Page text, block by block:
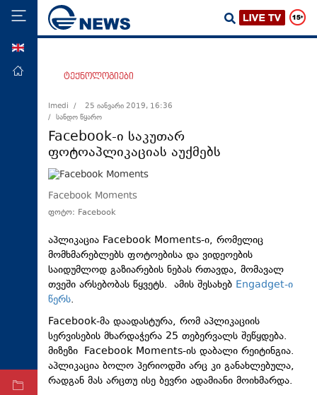
მთავარი
ეკონომიკა
მსოფლიო
სამართალი
თავდაცვა
რეგიონი
კულტურა
სპორტი
ტაბლოიდი
არქივი
ტექნოლოგიები
Imedi /
25 იანვარი 2019, 16:36
/ სანდო წყარო
Facebook-ი საკუთარ
ფოტოაპლიკაციას აუქმებს
Facebook Moments
ფოტო: Facebook
აპლიკაცია Facebook Moments-ი, რომელიც
მომხმარებლებს ფოტოებისა და ვიდეოების
საიდუმლოდ გაზიარების ნებას რთავდა, მომავალ
თვეში არსებობას წყვეტს. ამის შესახებ Engadget-ი
წერს.
Facebook-მა დაადასტურა, რომ აპლიკაციის
სერვისების მხარდაჭერა 25 თებერვალს შეწყდება.
მიზეზი Facebook Moments-ის დაბალი რეიტინგია.
აპლიკაცია ბოლო პერიოდში არც კი განახლებულა,
რადგან მას არცთუ ისე ბევრი ადამიანი მოიხმარდა.